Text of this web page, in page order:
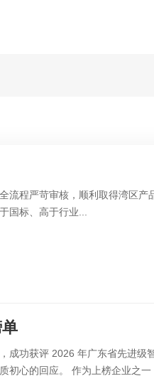
流程严苛审核，顺利取得湾区产
国标、高于行业...
成功获评 2026 年广东省先进级
心的回应。 作为上榜企业之一